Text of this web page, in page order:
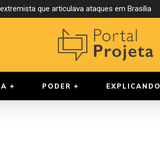
que articulava ataques em Brasília
PODER EXPLICANDO